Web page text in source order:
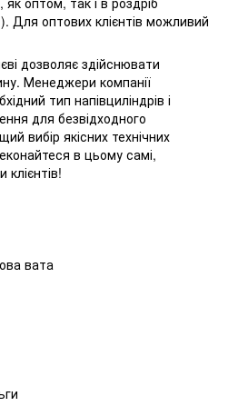
Для оптових клієнтів можливий
дозволяє здійснювати
Менеджери компанії
тип напівциліндрів і
для безвідходного
вибір якісних технічних
в цьому самі,
вата